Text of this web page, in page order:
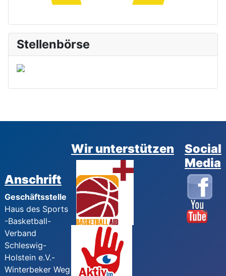
Stellenbörse
Anschrift
Geschäftsstelle
Haus des Sports
-Basketball-
Verband
Schleswig-
Holstein e.V.-
Winterbeker Weg
Wir unterstützen
Social
Media